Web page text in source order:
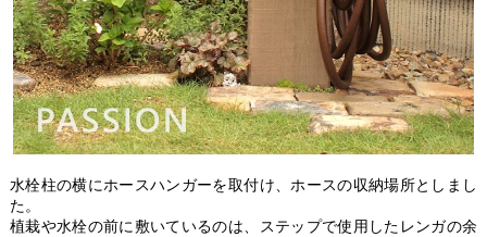
水栓柱の横にホースハンガーを取付け、ホースの収納場所としまし
た。
植栽や水栓の前に敷いているのは、ステップで使用したレンガの余